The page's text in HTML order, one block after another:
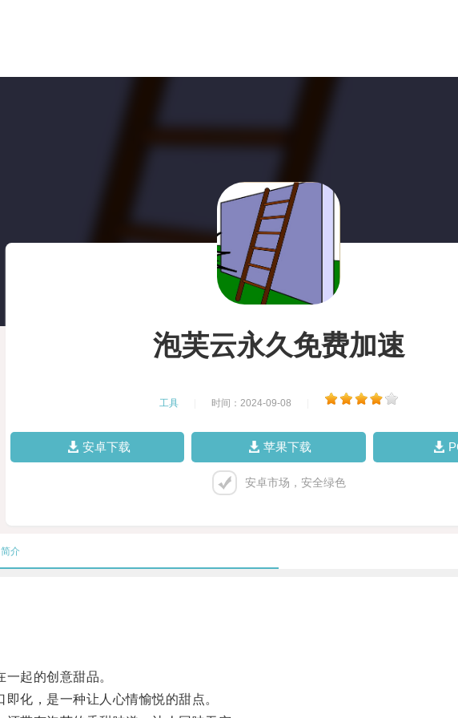
泡芙云永久免费加速
工具 时间：2024-09-08
安卓下载 苹果下载
安卓市场，安全绿色
简介
起的创意甜品。
化，是一种让人心情愉悦的甜点。